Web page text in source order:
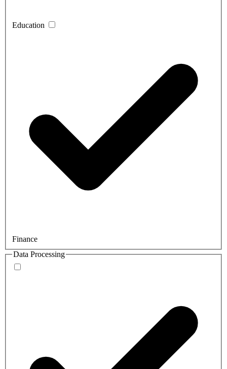
Education
Finance
Data Processing